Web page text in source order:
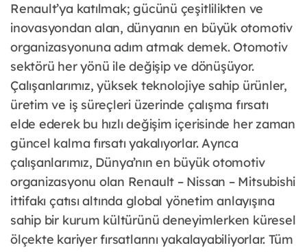
Renault’ya katılmak; gücünü çeşitlilikten ve
inovasyondan alan, dünyanın en büyük otomotiv
organizasyonuna adım atmak demek. Otomotiv
sektörü her yönü ile değişip ve dönüşüyor.
Çalışanlarımız, yüksek teknolojiye sahip ürünler,
üretim ve iş süreçleri üzerinde çalışma fırsatı
elde ederek bu hızlı değişim içerisinde her zaman
güncel kalma fırsatı yakalıyorlar. Ayrıca
çalışanlarımız, Dünya’nın en büyük otomotiv
organizasyonu olan Renault – Nissan – Mitsubishi
ittifakı çatısı altında global yönetim anlayışına
sahip bir kurum kültürünü deneyimlerken küresel
ölçekte kariyer fırsatlarını yakalayabiliyorlar. Tüm